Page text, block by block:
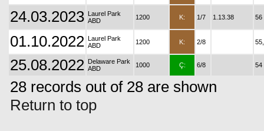
24.03.2023 Laurel Park
ABD
1200 K: 1/7 1.13.38 56
01.10.2022 Laurel Park
ABD
1200 K: 2/8
25.08.2022 Delaware Park
ABD
1000 Ç: 6/8 54
28 records out of 28 are shown
Return to top